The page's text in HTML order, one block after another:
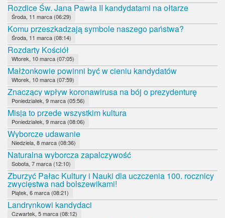
Rozdice Św. Jana Pawła II kandydatami na ołtarze
Środa, 11 marca (06:29)
Komu przeszkadzają symbole naszego państwa?
Środa, 11 marca (08:14)
Rozdarty Kościół
Wtorek, 10 marca (07:05)
Małżonkowie powinni być w cieniu kandydatów
Wtorek, 10 marca (07:59)
Znaczący wpływ koronawirusa na bój o prezydenturę
Poniedziałek, 9 marca (05:56)
Misja to przede wszystkim kultura
Poniedziałek, 9 marca (08:06)
Wyborcze udawanie
Niedziela, 8 marca (08:36)
Naturalna wyborcza zapalczywość
Sobota, 7 marca (12:10)
Zburzyć Pałac Kultury i Nauki dla uczczenia 100. rocznicy
zwycięstwa nad bolszewikami!
Piątek, 6 marca (08:21)
Landrynkowi kandydaci
Czwartek, 5 marca (08:12)